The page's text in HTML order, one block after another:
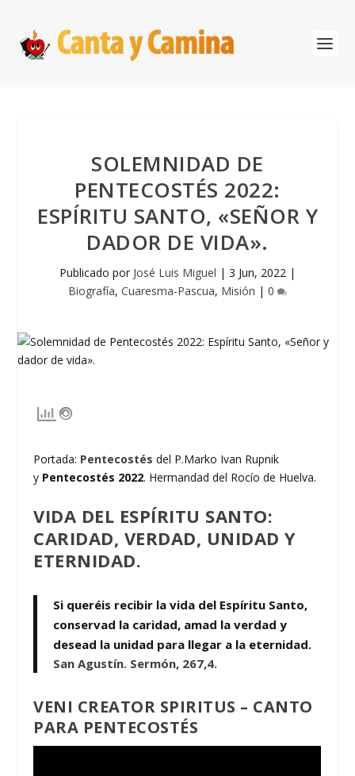
SOLEMNIDAD DE
PENTECOSTÉS 2022:
ESPÍRITU SANTO, «SEÑOR Y
DADOR DE VIDA».
Publicado por José Luis Miguel | 3 Jun, 2022 |
Biografía, Cuaresma-Pascua, Misión | 0
Portada: Pentecostés del P.Marko Ivan Rupnik
y Pentecostés 2022. Hermandad del Rocío de Huelva.
VIDA DEL ESPÍRITU SANTO:
CARIDAD, VERDAD, UNIDAD Y
ETERNIDAD.
Si queréis recibir la vida del Espíritu Santo,
conservad la caridad, amad la verdad y
desead la unidad para llegar a la eternidad.
San Agustín. Sermón, 267,4.
VENI CREATOR SPIRITUS – CANTO
PARA PENTECOSTÉS